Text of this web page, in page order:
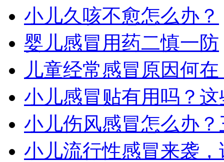
小儿久咳不愈怎么办？
婴儿感冒用药二慎一防
儿童经常感冒原因何
小儿感冒贴有用吗？
小儿伤风感冒怎么办
小儿流行性感冒来袭